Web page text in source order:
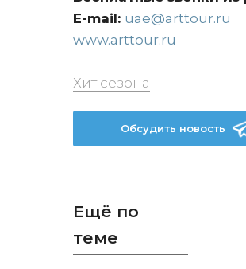
E-mail: uae@arttour.ru
www.arttour.ru
Хит сезона
Обсудить новость
Ещё по
теме